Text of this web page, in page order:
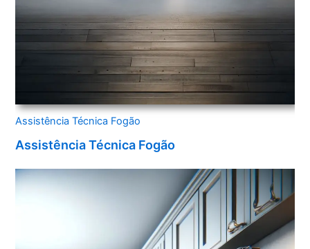
Assistência Técnica Fogão
Assistência Técnica Fogão